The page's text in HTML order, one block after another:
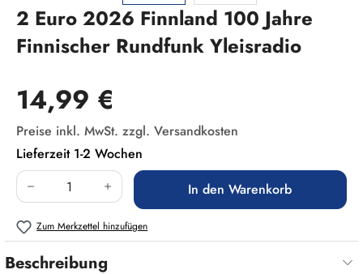
2 Euro 2026 Finnland 100 Jahre
Finnischer Rundfunk Yleisradio
Regulärer Preis:
14,99 €
Preise inkl. MwSt. zzgl. Versandkosten
Lieferzeit 1-2 Wochen
Produkt Anzahl: Gib den gewünschten Wert
In den Warenkorb
Zum Merkzettel hinzufügen
Beschreibung